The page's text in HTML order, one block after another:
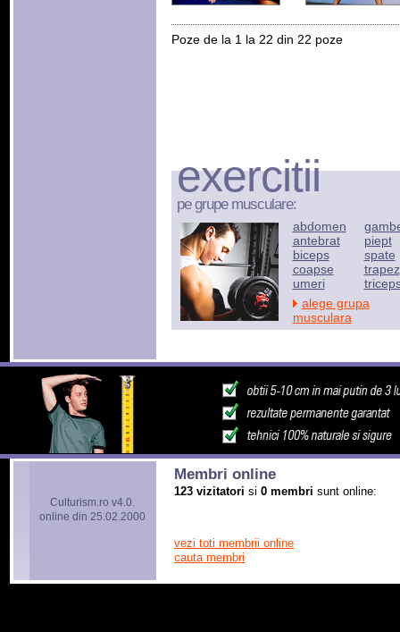
Poze de la 1 la 22 din 22 poze
exercitii
pe grupe musculare:
abdomen
antebrat
biceps
coapse
umeri
piept
spate
trapez
alege grupa
musculara
Culturism.ro v4.0.
online din 25.02.2000
Membri online
123 vizitatori si 0 membri sunt online:
vezi toti membrii online
cauta membri